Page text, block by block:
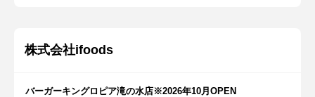
株式会社ifoods
バーガーキングロピア滝の水店※2026年10月OPEN